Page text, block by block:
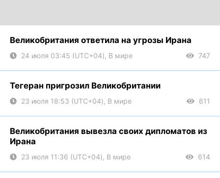
Великобритания ответила на угрозы Ирана
24 июля 03:45 (UTC+04), В мире 747
Тегеран пригрозил Великобритании
23 июля 18:53 (UTC+04), В мире 611
Великобритания вывезла своих дипломатов из
Ирана
23 июля 11:36 (UTC+04), В мире 614